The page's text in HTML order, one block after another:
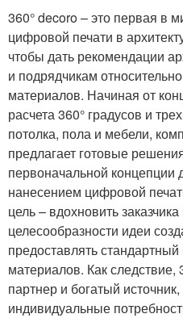
360° decoro – это первая в
цифровой печати в
чтобы дать рекомендации
и подрядчикам
материалов. Начиная от
расчета 360° градусов и
потолка, пола и мебели,
предлагает готовые
первоначальной концепции
нанесением цифровой
цель – вдохновить
целесообразности идеи
предоставлять
материалов. Как
партнер и богатый
индивидуальные